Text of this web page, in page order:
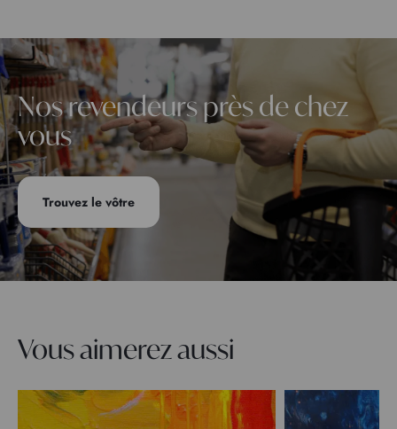
Nos revendeurs près de chez
vous
Trouvez le vôtre
Vous aimerez aussi